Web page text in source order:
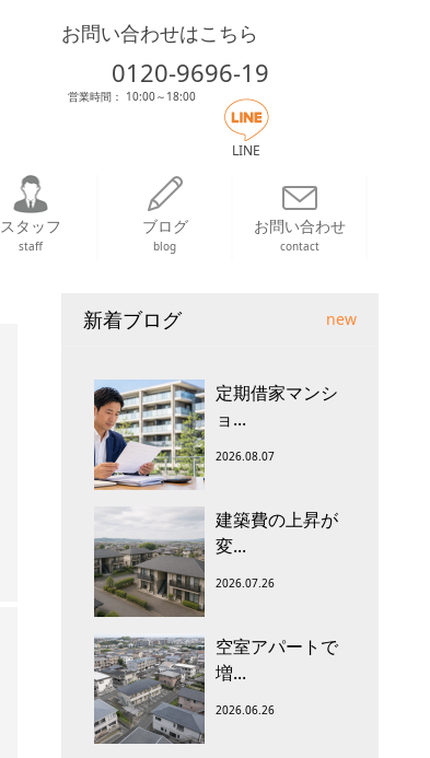
お問い合わせはこちら
0120-9696-19
営業時間： 10:00～18:00
LINE
スタッフ
staff
ブログ
blog
お問い合わせ
contact
新着ブログ new
定期借家マンシ
ョ...
2026.08.07
建築費の上昇が
変...
2026.07.26
空室アパートで
増...
2026.06.26